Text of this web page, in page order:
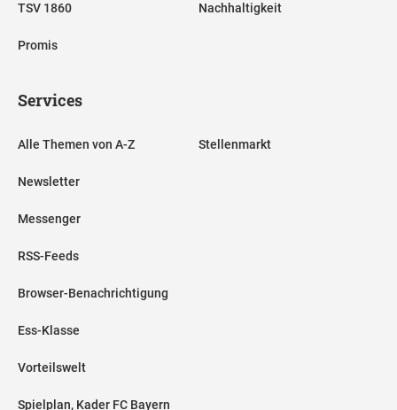
TSV 1860
Promis
Nachhaltigkeit
Services
Alle Themen von A-Z
Newsletter
Messenger
RSS-Feeds
Browser-Benachrichtigung
Ess-Klasse
Vorteilswelt
Spielplan, Kader FC Bayern
Stellenmarkt